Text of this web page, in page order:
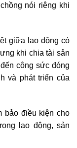
nói riêng khi
giữa lao động có
khi chia tài sản
công sức đóng
và phát triển của
bảo điều kiện cho
lao động, sản